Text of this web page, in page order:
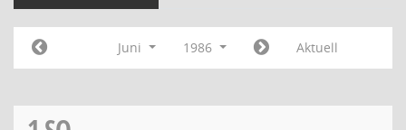
Juni 1986 Aktuell